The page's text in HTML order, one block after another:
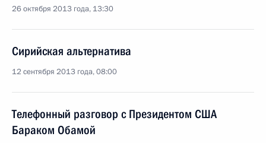
26 октября 2013 года, 13:30
Сирийская альтернатива
12 сентября 2013 года, 08:00
Телефонный разговор с Президентом США
Бараком Обамой